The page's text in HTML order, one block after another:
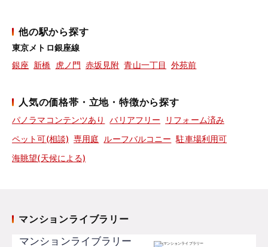
他の駅から探す
東京メトロ銀座線
銀座 新橋 虎ノ門 赤坂見附 青山一丁目 外苑前
人気の価格帯・立地・特徴から探す
パノラマコンテンツあり バリアフリー
リフォーム済み
ペット可(相談) 専用庭 ルーフバルコニー 駐車場利用可
海眺望(天候による)
マンションライブラリー
マンションライブラリー